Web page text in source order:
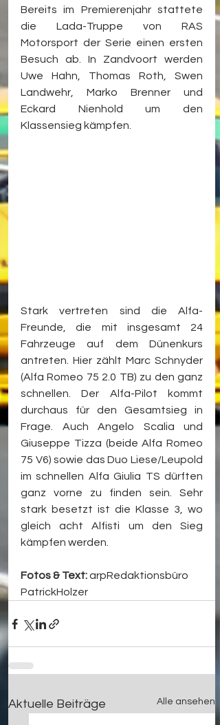
Bereits im Premierenjahr stattete
die Lada-Truppe von RAS
Motorsport der Serie einen ersten
Besuch ab. In Zandvoort werden
Uwe Hahn, Thomas Roth, Swen
Landwehr, Marko Brenner und
Eckard Nienhold um den
Klassensieg kämpfen.
Stark vertreten sind die Alfa-
Freunde, die mit insgesamt 24
Fahrzeuge auf dem Dünenkurs
antreten. Hier zählt Marc Schnyder
(Alfa Romeo 75 2.0 TB) zu den ganz
schnellen. Der Alfa-Pilot kommt
durchaus für den Gesamtsieg in
Frage. Auch Angelo Scalia und
Giuseppe Tizza (beide Alfa Romeo
75 V6) sowie das Duo Liese/Leupold
im schnellen Alfa Giulia TS dürften
ganz vorne zu finden sein. Sehr
stark besetzt ist die Klasse 3, wo
gleich acht Alfisti um den Sieg
kämpfen werden.
Fotos & Text: arpRedaktionsbüro
PatrickHolzer
Aktuelle Beiträge Alle ansehen